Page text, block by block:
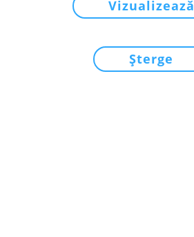
Vizualizează
Șterge